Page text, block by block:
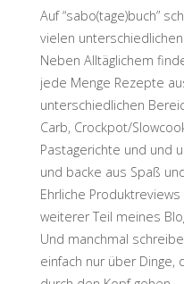
Auf “sabo(tage)buch”
vielen
Neben Alltäglichem
jede Menge Rezepte
unterschiedlichen
Carb, Crockpot/
Pastagerichte und und
und backe aus Spaß
Ehrliche
weiterer Teil meines
Und manchmal
einfach nur über Dinge,